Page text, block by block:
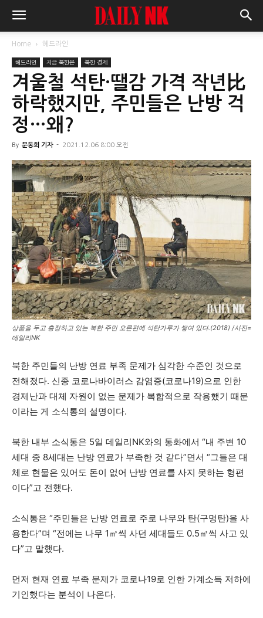
Home 헤드라인
헤드라인 지금 북한은 북한 경제
겨울철 석탄·땔감 가격 작년比
하락했지만, 주민들은 난방 걱
정…왜?
By 문동희 기자 - 2021.12.06 8:00 오전
상품을 두고 흥정하고 있는 북한 주민 오른편에 석탄가루가 쌓여 있다.(2018) /사진=
데일리NK
북한 주민들의 난방 연료 부족 문제가 심각한 수준인 것으로
전해졌다. 신종 코로나바이러스 감염증(코로나19)으로 인한
경제난과 대체 자원이 없는 문제가 복합적으로 작용했기 때문
이라는 게 소식통의 설명이다.
북한 내부 소식통은 5일 데일리NK와의 통화에서 “내 주변 10
세대 중 8세대는 난방 연료가 부족한 것 같다”면서 “그들은 대
체로 현물은 있어도 돈이 없어 난방 연료를 사지 못하는 형편
이다”고 전했다.
소식통은 “주민들은 난방 연료로 주로 나무와 탄(구멍탄)을 사
용한다”며 “전에는 나무 1㎥씩 사던 세대들도 0.5㎥씩 사고 있
다”고 말했다.
먼저 현재 연료 부족 문제가 코로나19로 인한 가계소득 저하에
기인했다는 분석이 나온다.